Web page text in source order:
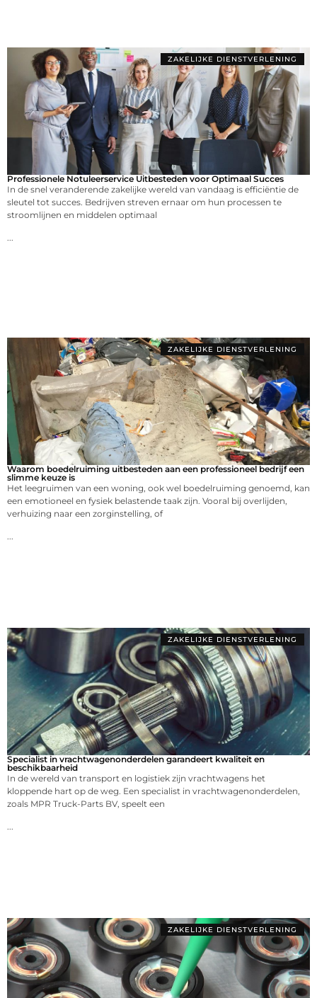
ZAKELIJKE DIENSTVERLENING
Professionele Notuleerservice Uitbesteden voor Optimaal Succes
In de snel veranderende zakelijke wereld van vandaag is efficiëntie de
sleutel tot succes. Bedrijven streven ernaar om hun processen te
stroomlijnen en middelen optimaal
...
ZAKELIJKE DIENSTVERLENING
Waarom boedelruiming uitbesteden aan een professioneel bedrijf een
slimme keuze is
Het leegruimen van een woning, ook wel boedelruiming genoemd, kan
een emotioneel en fysiek belastende taak zijn. Vooral bij overlijden,
verhuizing naar een zorginstelling, of
...
ZAKELIJKE DIENSTVERLENING
Specialist in vrachtwagenonderdelen garandeert kwaliteit en
beschikbaarheid
In de wereld van transport en logistiek zijn vrachtwagens het
kloppende hart op de weg. Een specialist in vrachtwagenonderdelen,
zoals MPR Truck-Parts BV, speelt een
...
ZAKELIJKE DIENSTVERLENING